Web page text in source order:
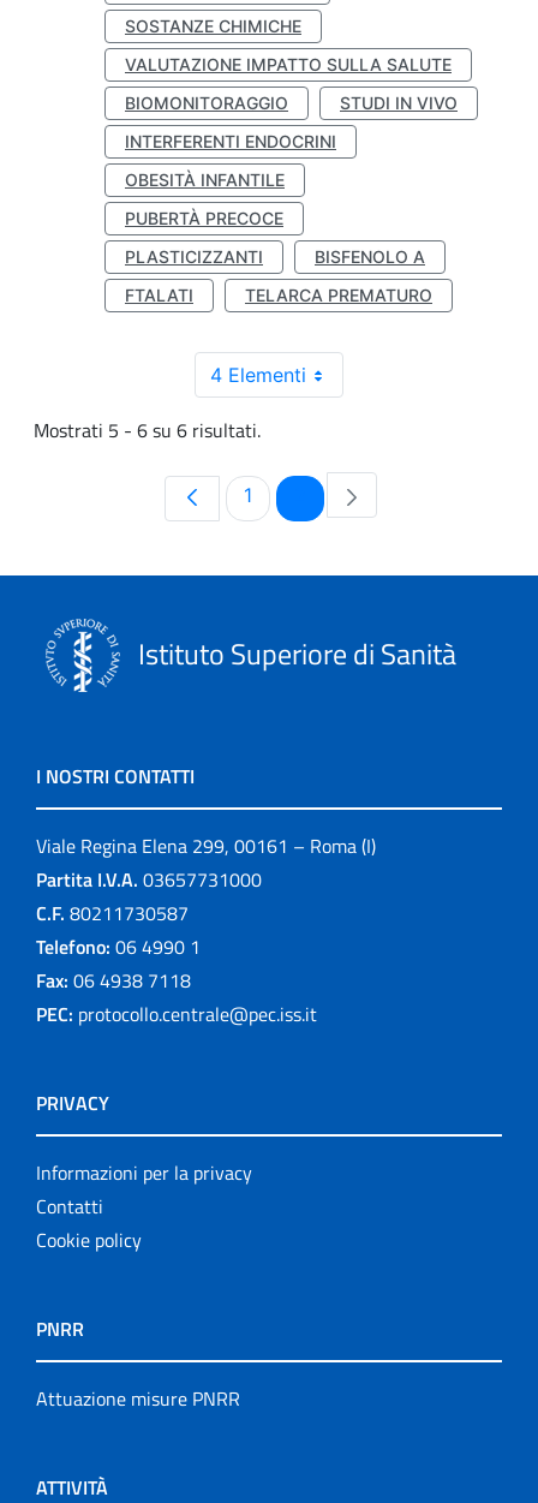
SOSTANZE CHIMICHE
VALUTAZIONE IMPATTO SULLA SALUTE
BIOMONITORAGGIO
STUDI IN VIVO
INTERFERENTI ENDOCRINI
OBESITÀ INFANTILE
PUBERTÀ PRECOCE
PLASTICIZZANTI
BISFENOLO A
FTALATI
TELARCA PREMATURO
4 Elementi
Mostrati 5 - 6 su 6 risultati.
Pagina
1 Pagina
Istituto Superiore di Sanità
I NOSTRI CONTATTI
Viale Regina Elena 299, 00161 – Roma (I)
Partita I.V.A. 03657731000
C.F. 80211730587
Telefono: 06 4990 1
Fax: 06 4938 7118
PEC: protocollo.centrale@pec.iss.it
PRIVACY
Informazioni per la privacy
Contatti
Cookie policy
PNRR
Attuazione misure PNRR
ATTIVITÀ